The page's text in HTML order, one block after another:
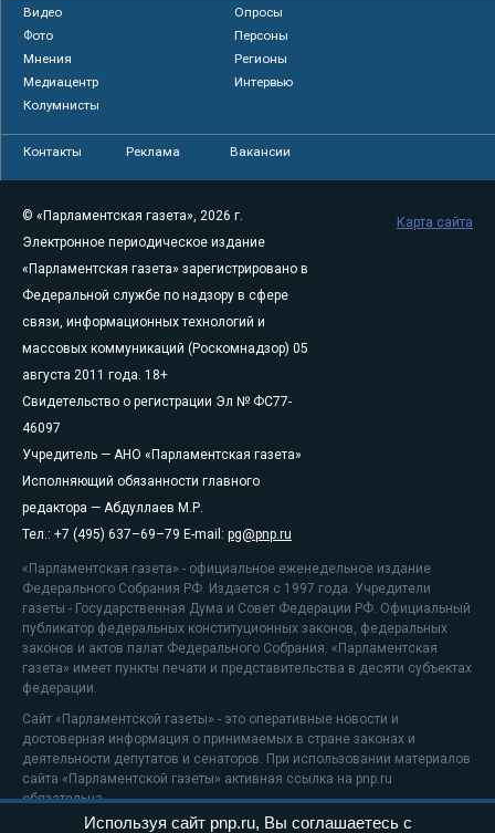
Видео
Опросы
Фото
Персоны
Мнения
Регионы
Медиацентр
Интервью
Колумнисты
Контакты Реклама Вакансии
© «Парламентская газета», 2026 г.
Электронное периодическое издание
«Парламентская газета» зарегистрировано в
Федеральной службе по надзору в сфере
связи, информационных технологий и
массовых коммуникаций (Роскомнадзор) 05
августа 2011 года. 18+
Свидетельство о регистрации Эл № ФС77-
46097
Учредитель — АНО «Парламентская газета»
Исполняющий обязанности главного
редактора — Абдуллаев М.Р.
Тел.: +7 (495) 637–69–79 E-mail: pg@pnp.ru
«Парламентская газета» - официальное еженедельное издание
Федерального Собрания РФ. Издается с 1997 года. Учредители
газеты - Государственная Дума и Совет Федерации РФ. Официальный
публикатор федеральных конституционных законов, федеральных
законов и актов палат Федерального Собрания. «Парламентская
газета» имеет пункты печати и представительства в десяти субъектах
федерации.
Сайт «Парламентской газеты» - это оперативные новости и
достоверная информация о принимаемых в стране законах и
деятельности депутатов и сенаторов. При использовании материалов
сайта «Парламентской газеты» активная ссылка на pnp.ru
обязательна.
Карта сайта
Используя сайт pnp.ru, Вы соглашаетесь с